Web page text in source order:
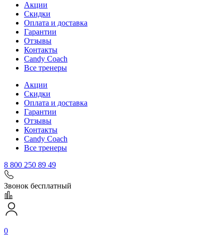
Акции
Скидки
Оплата и доставка
Гарантии
Отзывы
Контакты
Candy Coach
Все тренеры
Акции
Скидки
Оплата и доставка
Гарантии
Отзывы
Контакты
Candy Coach
Все тренеры
8 800 250 89 49
Звонок бесплатный
0